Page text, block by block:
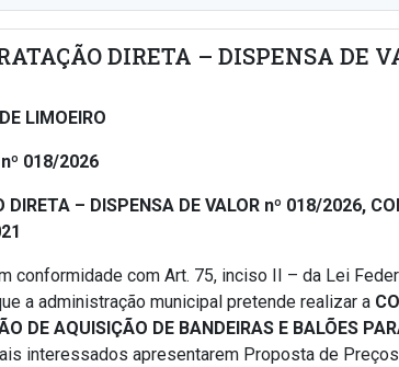
DIRETA – DISPENSA DE
LIMOEIRO
018/2026
DIRETA – DISPENSA DE VALOR nº 018/2026,
conformidade com Art. 75, inciso II – da Lei
a administração municipal pretende realizar a
DE AQUISIÇÃO DE BANDEIRAS E BALÕES
interessados apresentarem Proposta de